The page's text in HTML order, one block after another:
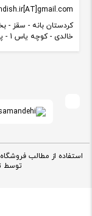
کردستان بانه - سقز -
خالدی - کوچه یاس 1 - پلاک : 0 - طبقه : 1 08736248237 - 08736227961
استفاده از مطالب
توسط